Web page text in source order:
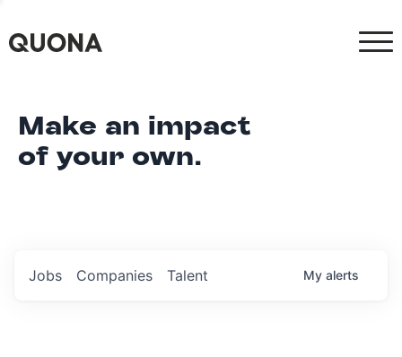
Make an impact
of your own.
Jobs Companies Talent My alerts